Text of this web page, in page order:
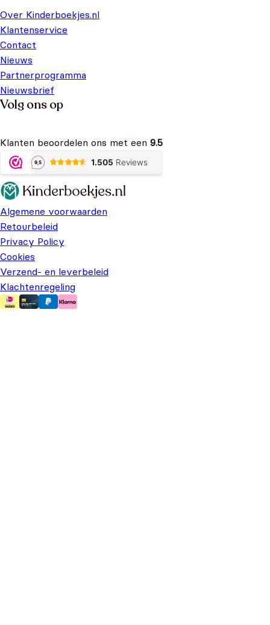
Over Kinderboekjes.nl
Klantenservice
Contact
Nieuws
Partnerprogramma
Nieuwsbrief
Volg ons op
Klanten beoordelen ons met een 9.5
Algemene voorwaarden
Retourbeleid
Privacy Policy
Cookies
Verzend- en leverbeleid
Klachtenregeling